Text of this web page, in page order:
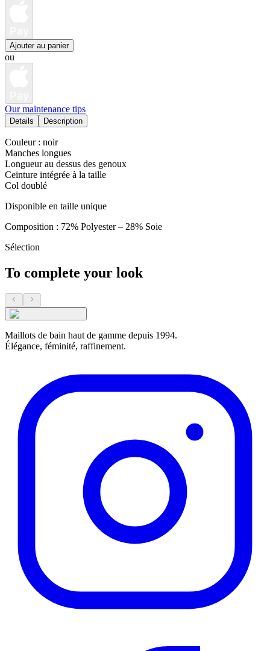
Ajouter au panier
ou
Our maintenance tips
Details Description
Couleur : noir
Manches longues
Longueur au dessus des genoux
Ceinture intégrée à la taille
Col doublé
Disponible en taille unique
Composition : 72% Polyester – 28% Soie
Sélection
To complete your look
Maillots de bain haut de gamme depuis 1994.
Élégance, féminité, raffinement.